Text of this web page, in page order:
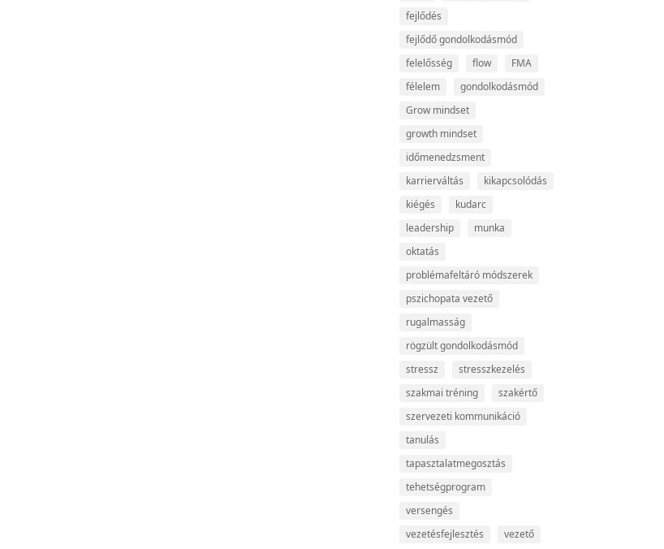
fejlődés
fejlődő gondolkodásmód
felelősség
flow
FMA
félelem
gondolkodásmód
Grow mindset
growth mindset
időmenedzsment
karrierváltás
kikapcsolódás
kiégés
kudarc
leadership
munka
oktatás
problémafeltáró módszerek
pszichopata vezető
rugalmasság
rögzült gondolkodásmód
stressz
stresszkezelés
szakmai tréning
szakértő
szervezeti kommunikáció
tanulás
tapasztalatmegosztás
tehetségprogram
versengés
vezetésfejlesztés
vezető